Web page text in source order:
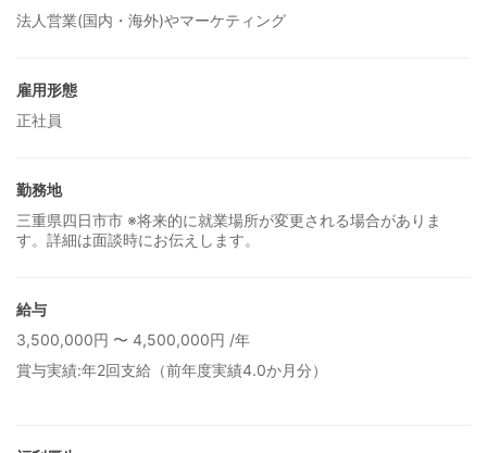
法人営業(国内・海外)やマーケティング
雇用形態
正社員
勤務地
三重県四日市市 ※将来的に就業場所が変更される場合がありま
す。詳細は面談時にお伝えします。
給与
3,500,000円 〜 4,500,000円 /年
賞与実績:年2回支給（前年度実績4.0か月分）